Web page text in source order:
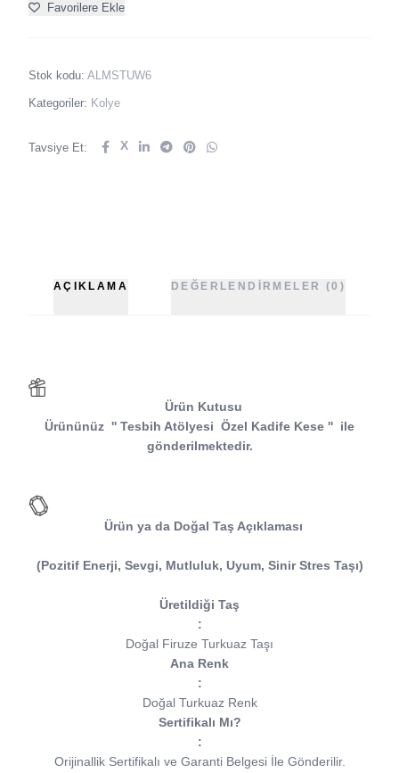
Favorilere Ekle
Stok kodu: ALMSTUW6
Kategoriler: Kolye
Tavsiye Et: X
AÇIKLAMA DEĞERLENDIRMELER (0)
Ürün Kutusu
Ürününüz '' Tesbih Atölyesi Özel Kadife Kese '' ile
gönderilmektedir.
Ürün ya da Doğal Taş Açıklaması
(Pozitif Enerji, Sevgi, Mutluluk, Uyum, Sinir Stres Taşı)
Üretildiği Taş
:
Doğal Firuze Turkuaz Taşı
Ana Renk
:
Doğal Turkuaz Renk
Sertifikalı Mı?
:
Orijinallik Sertifikalı ve Garanti Belgesi İle Gönderilir.